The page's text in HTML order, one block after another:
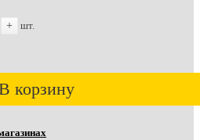
+ шт.
корзину